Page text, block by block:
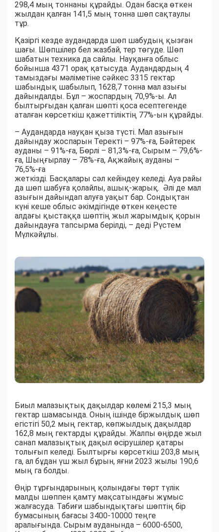
298,4 мың тоннаны құрайды. Одан басқа өткен
жылдан қалған 141,5 мың тонна шөп сақтаулы
тұр.
Қазіргі кезде аудандарда шөп шабудың қызған
шағы. Шөпшілер бел жазбай, тер төгуде. Шөп
шабатын техника да сайлы. Науқанға облыс
бойынша 4371 орақ қатысуда. Аудандардың 4
тамыздағы мәліметіне сәйкес 3315 гектар
шабындық шабылып, 1628,7 тонна мал азығы
дайындалды. Бұл – жоспардың 70,9%-ы. Ал
былтырғыдан қалған шөпті қоса есептегенде
аталған көрсеткіш қажеттіліктің 77%-ын құрайды.
– Аудандарда науқан қыза түсті. Мал азығын
дайындау жоспарын Теректі – 97%-ға, Бәйтерек
ауданы – 91%-ға, Бөрлі – 81,3%-ға, Сырым – 79,6%-
ға, Шыңғырлау – 78%-ға, Ақжайық ауданы –
76,5%-ға
жеткізді. Басқалары сәл кейіндеу келеді. Ауа райы
да шөп шабуға қолайлы, ашық-жарық. Әлі де мал
азығын дайындап алуға уақыт бар. Сондықтан
күні кеше облыс әкімдігінде өткен кеңесте
алдағы қыстаққа шөптің жыл жарымдық қорын
дайындауға тапсырма берілді, – деді Рүстем
Мүлкәйұлы.
Биыл малазықтық дақылдар көлемі 215,3 мың
гектар шамасында. Оның ішінде біржылдық шөп
егістігі 50,2 мың гектар, көпжылдық дақылдар
162,8 мың гектарды құрайды. Жалпы өңірде жыл
санап малазықтық дақыл өсірушілер қатары
толығып келеді. Былтырғы көрсеткіш 203,8 мың
га, ал бұдан үш жыл бұрын, яғни 2023 жылы 190,6
мың га болды.
Өңір тұрғындарының қолындағы төрт түлік
малды шөппен қамту мақсатындағы жұмыс
жалғасуда. Табиғи шабындықтағы шөптің бір
бумасының бағасы 3400-10000 теңге
аралығында. Сырым ауданында – 6000-6500,